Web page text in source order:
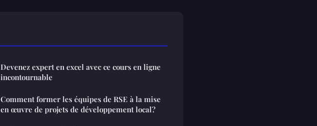
Devenez expert en excel avec ce cours en ligne
incontournable
Comment former les équipes de RSE à la mise
en œuvre de projets de développement local?